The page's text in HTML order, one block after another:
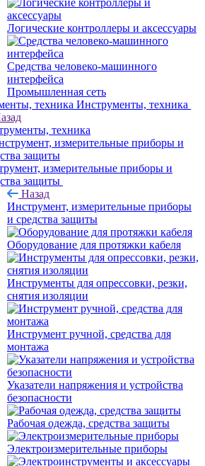
Логические контроллеры и аксессуары
Средства человеко-машинного
интерфейса
Промышленная сеть
Инструменты, техника
техника
измерительные приборы и
защиты
Назад
Инструмент, измерительные приборы
и средства защиты
Оборудование для протяжки кабеля
Инструменты для опрессовки, резки,
снятия изоляции
Инструмент ручной, средства для
монтажа
Указатели напряжения и устройства
безопасности
Рабочая одежда, средства защиты
Электроизмерительные приборы